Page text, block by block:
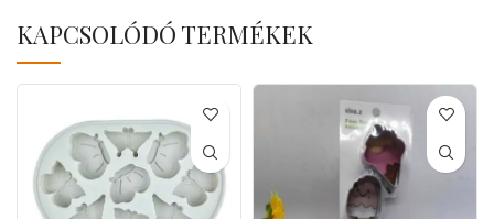
KAPCSOLÓDÓ TERMÉKEK